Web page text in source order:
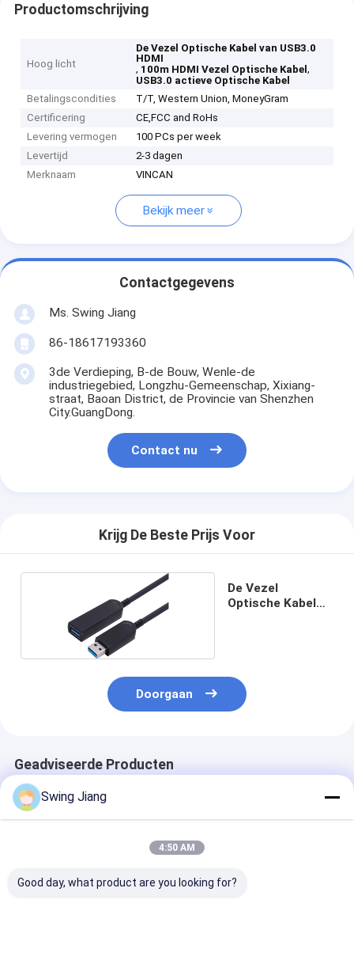
Productomschrijving
Hoog licht
De Vezel Optische Kabel van USB3.0
HDMI
, 100m HDMI Vezel Optische Kabel,
USB3.0 actieve Optische Kabel
Betalingscondities
T/T, Western Union, MoneyGram
Certificering
CE,FCC and RoHs
Levering vermogen
100 PCs per week
Levertijd
2-3 dagen
Merknaam
VINCAN
Bekijk meer
Contactgegevens
Ms. Swing Jiang
86-18617193360
3de Verdieping, B-de Bouw, Wenle-de
industriegebied, Longzhu-Gemeenschap, Xixiang-
straat, Baoan District, de Provincie van Shenzhen
City.GuangDong.
Contact nu
Krijg De Beste Prijs Voor
De Vezel
Optische Kabel
Doorgaan
Geadviseerde Producten
Swing Jiang
4:50 AM
Good day, what product are you looking for?